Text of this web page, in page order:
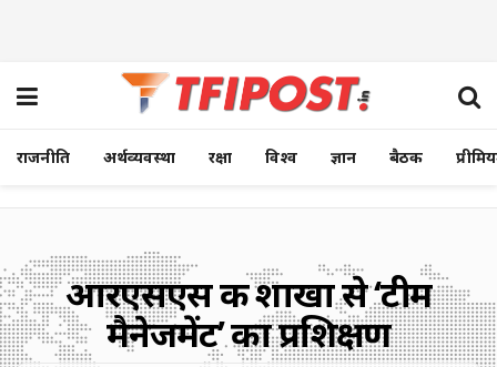
राजनीति अर्थव्यवस्था रक्षा विश्व ज्ञान बैठक
आरएसएस की शाखा से ‘टीम
मैनेजमेंट’ का प्रशिक्षण